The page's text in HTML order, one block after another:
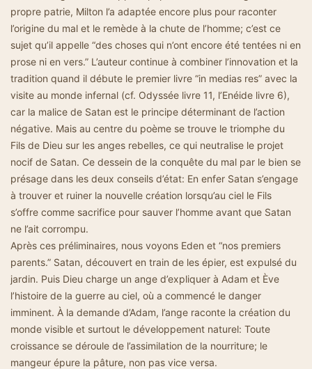
propre patrie, Milton l’a adaptée encore plus pour raconter
l’origine du mal et le remède à la chute de l’homme; c’est ce
sujet qu’il appelle “des choses qui n’ont encore été tentées ni en
prose ni en vers.” L’auteur continue à combiner l’innovation et la
tradition quand il débute le premier livre “in medias res” avec la
visite au monde infernal (cf. Odyssée livre 11, l’Enéide livre 6),
car la malice de Satan est le principe déterminant de l’action
négative. Mais au centre du poème se trouve le triomphe du
Fils de Dieu sur les anges rebelles, ce qui neutralise le projet
nocif de Satan. Ce dessein de la conquête du mal par le bien se
présage dans les deux conseils d’état: En enfer Satan s’engage
à trouver et ruiner la nouvelle création lorsqu’au ciel le Fils
s’offre comme sacrifice pour sauver l’homme avant que Satan
ne l’ait corrompu.
Après ces préliminaires, nous voyons Eden et “nos premiers
parents.” Satan, découvert en train de les épier, est expulsé du
jardin. Puis Dieu charge un ange d’expliquer à Adam et Ève
l’histoire de la guerre au ciel, où a commencé le danger
imminent. À la demande d’Adam, l’ange raconte la création du
monde visible et surtout le développement naturel: Toute
croissance se déroule de l’assimilation de la nourriture; le
mangeur épure la pâture, non pas vice versa.